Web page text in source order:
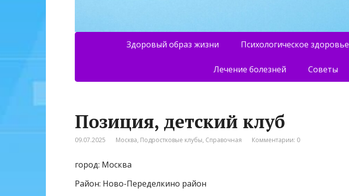
Здоровый образ жизни Психологическое здоровье
Лечение болезней Советы
Позиция, детский клуб
09.07.2025 Москва, Подростковые клубы, Справочная Комментарии: 0
город: Москва
Район: Ново-Переделкино район